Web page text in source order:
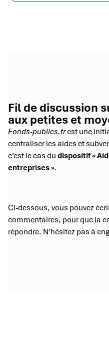
Fil de discussion
aux petites et
Fonds-publics.frest une
centraliser les aides et
c’est le cas du dispositif «
entreprises ».
Ci-dessous, vous pouvez
commentaires, pour que la
répondre. N’hésitez pas à